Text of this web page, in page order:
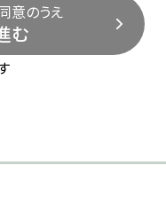
意のうえ
む